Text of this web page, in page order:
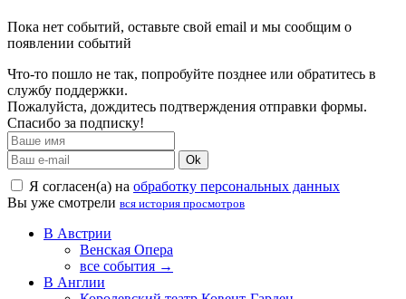
Пока нет событий, оставьте свой email и мы сообщим о
появлении событий
Что-то пошло не так, попробуйте позднее или обратитесь в
службу поддержки.
Пожалуйста, дождитесь подтверждения отправки формы.
Спасибо за подписку!
Ok
Я согласен(а) на обработку персональных данных
Вы уже смотрели вся история просмотров
В Австрии
Венская Опера
все события →
В Англии